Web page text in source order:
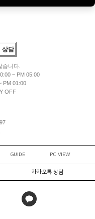
상담
습니다.
~ PM 05:00
PM 01:00
OFF
GUIDE PC VIEW
카카오톡 상담